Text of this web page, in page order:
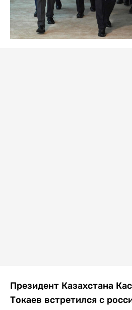
Президент Казахстана
Токаев встретился с